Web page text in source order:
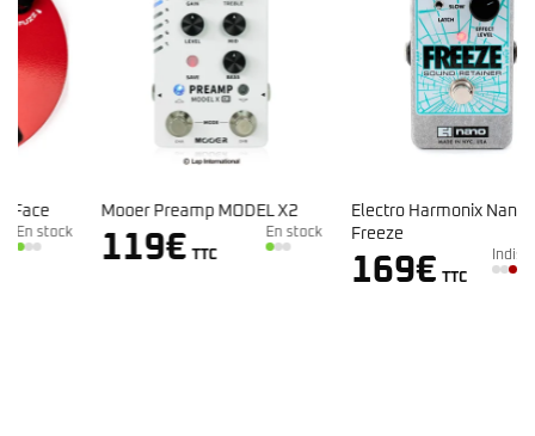
Mooer Preamp MODEL X2
119 € TTC
Electro Harmonix Nano
Freeze
€ TTC
Indisponible